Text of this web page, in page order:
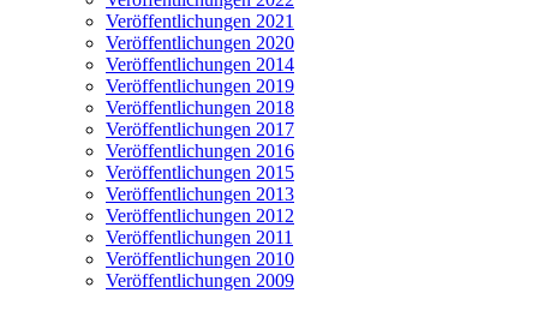
Veröffentlichungen 2021
Veröffentlichungen 2020
Veröffentlichungen 2014
Veröffentlichungen 2019
Veröffentlichungen 2018
Veröffentlichungen 2017
Veröffentlichungen 2016
Veröffentlichungen 2015
Veröffentlichungen 2013
Veröffentlichungen 2012
Veröffentlichungen 2011
Veröffentlichungen 2010
Veröffentlichungen 2009